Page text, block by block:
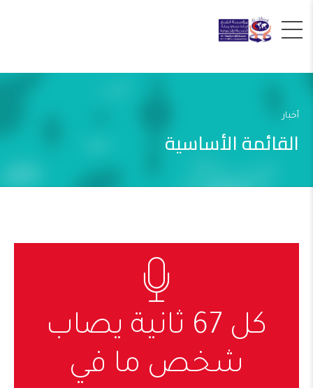
أخبار
القائمة الأساسية
كل 67 ثانية يصاب
شخص ما في